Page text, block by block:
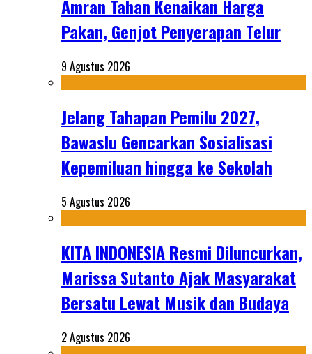
Amran Tahan Kenaikan Harga
Pakan, Genjot Penyerapan Telur
9 Agustus 2026
Jelang Tahapan Pemilu 2027,
Bawaslu Gencarkan Sosialisasi
Kepemiluan hingga ke Sekolah
5 Agustus 2026
KITA INDONESIA Resmi Diluncurkan,
Marissa Sutanto Ajak Masyarakat
Bersatu Lewat Musik dan Budaya
2 Agustus 2026